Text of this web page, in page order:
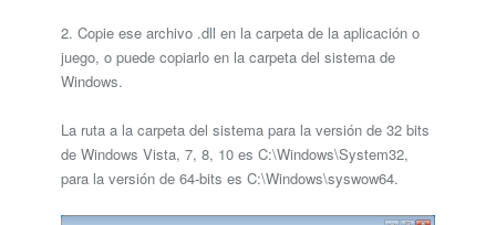
2. Copie ese archivo .dll en la carpeta de la aplicación o
juego, o puede copiarlo en la carpeta del sistema de
Windows.
La ruta a la carpeta del sistema para la versión de 32 bits
de Windows Vista, 7, 8, 10 es C:\Windows\System32,
para la versión de 64-bits es C:\Windows\syswow64.